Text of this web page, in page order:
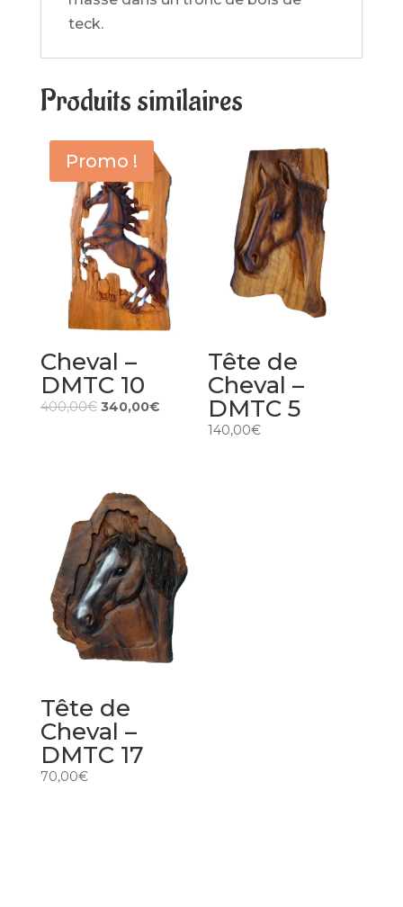
teck.
Produits similaires
Promo !
Cheval –
DMTC 10
400,00€ 340,00€
Tête de
Cheval –
DMTC 5
140,00€
Tête de
Cheval –
DMTC 17
70,00€